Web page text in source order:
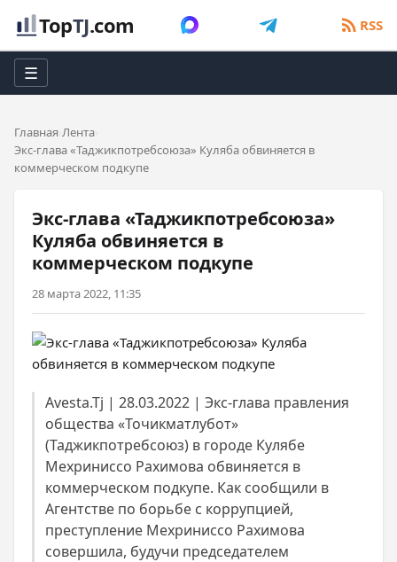
TopTJ.com RSS
☰
Главная Лента
Экс-глава «Таджикпотребсоюза» Куляба обвиняется в
коммерческом подкупе
Экс-глава «Таджикпотребсоюза»
Куляба обвиняется в
коммерческом подкупе
28 марта 2022, 11:35
Avesta.Tj | 28.03.2022 | Экс-глава правления
общества «Точикматлубот»
(Таджикпотребсоюз) в городе Кулябе
Мехриниссо Рахимова обвиняется в
коммерческом подкупе. Как сообщили в
Агентстве по борьбе с коррупцией,
преступление Мехриниссо Рахимова
совершила, будучи председателем